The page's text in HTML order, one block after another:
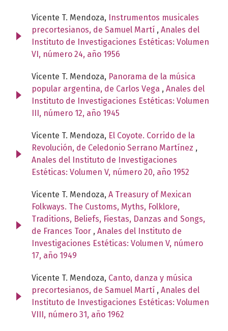
Vicente T. Mendoza, Instrumentos musicales
precortesianos, de Samuel Martí , Anales del
Instituto de Investigaciones Estéticas: Volumen
VI, número 24, año 1956
Vicente T. Mendoza, Panorama de la música
popular argentina, de Carlos Vega , Anales del
Instituto de Investigaciones Estéticas: Volumen
III, número 12, año 1945
Vicente T. Mendoza, El Coyote. Corrido de la
Revolución, de Celedonio Serrano Martínez ,
Anales del Instituto de Investigaciones
Estéticas: Volumen V, número 20, año 1952
Vicente T. Mendoza, A Treasury of Mexican
Folkways. The Customs, Myths, Folklore,
Traditions, Beliefs, Fiestas, Danzas and Songs,
de Frances Toor , Anales del Instituto de
Investigaciones Estéticas: Volumen V, número
17, año 1949
Vicente T. Mendoza, Canto, danza y música
precortesianos, de Samuel Martí , Anales del
Instituto de Investigaciones Estéticas: Volumen
VIII, número 31, año 1962